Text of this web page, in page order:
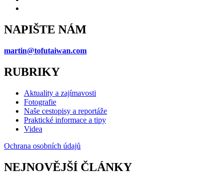
NAPIŠTE NÁM
martin@tofutaiwan.com
RUBRIKY
Aktuality a zajímavosti
Fotografie
Naše cestopisy a reportáže
Praktické informace a tipy
Videa
Ochrana osobních údajů
NEJNOVĚJŠÍ ČLÁNKY